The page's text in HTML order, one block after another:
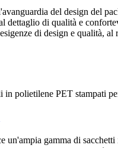
del design del
dettaglio di qualità e
di design e qualità, al
un'ampia gamma di